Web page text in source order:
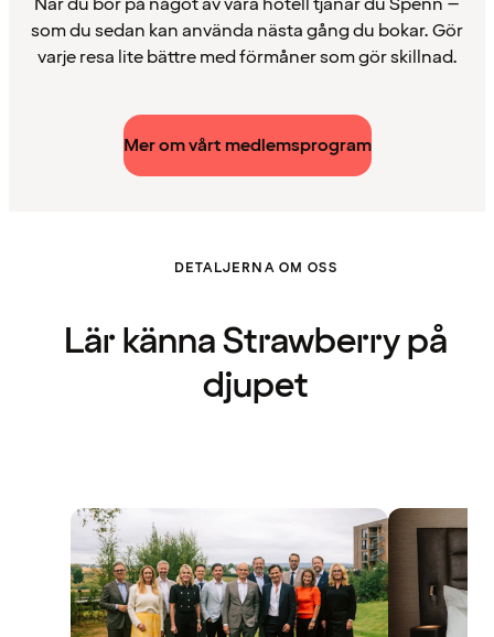
som du sedan kan använda nästa gång du bokar. Gör
varje resa lite bättre med förmåner som gör skillnad.
Mer om vårt medlemsprogram
DETALJERNA OM OSS
Lär känna Strawberry på
djupet